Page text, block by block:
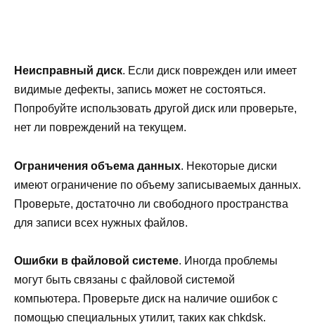
Неисправный диск. Если диск поврежден или имеет
видимые дефекты, запись может не состояться.
Попробуйте использовать другой диск или проверьте,
нет ли повреждений на текущем.
Ограничения объема данных. Некоторые диски
имеют ограничение по объему записываемых данных.
Проверьте, достаточно ли свободного пространства
для записи всех нужных файлов.
Ошибки в файловой системе. Иногда проблемы
могут быть связаны с файловой системой
компьютера. Проверьте диск на наличие ошибок с
помощью специальных утилит, таких как chkdsk.